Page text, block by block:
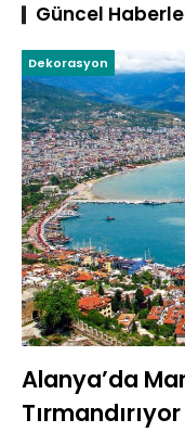
Güncel
Dekorasyon
Alanya’da
Tırmandırıyor